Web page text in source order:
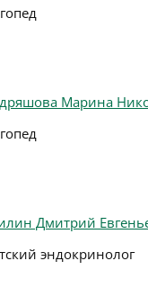
Марина
Дмитрий
эндокринолог